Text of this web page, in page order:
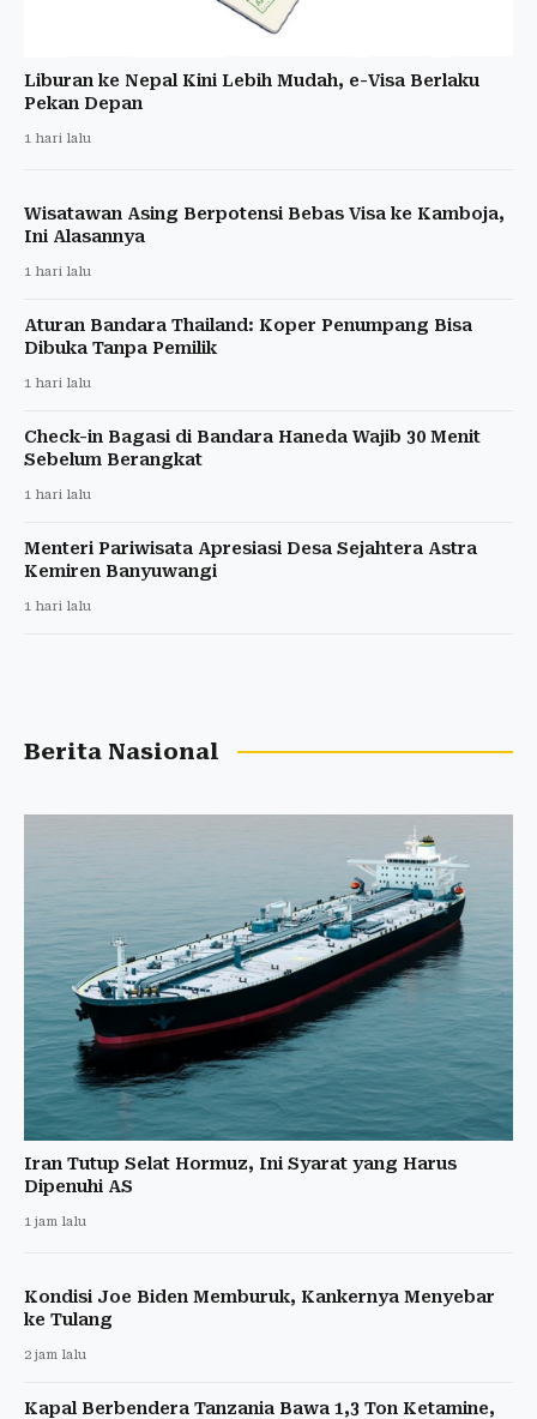
Liburan ke Nepal Kini Lebih Mudah, e-Visa Berlaku
Pekan Depan
1 hari lalu
Wisatawan Asing Berpotensi Bebas Visa ke Kamboja,
Ini Alasannya
1 hari lalu
Aturan Bandara Thailand: Koper Penumpang Bisa
Dibuka Tanpa Pemilik
1 hari lalu
Check-in Bagasi di Bandara Haneda Wajib 30 Menit
Sebelum Berangkat
1 hari lalu
Menteri Pariwisata Apresiasi Desa Sejahtera Astra
Kemiren Banyuwangi
1 hari lalu
Berita Nasional
Iran Tutup Selat Hormuz, Ini Syarat yang Harus
Dipenuhi AS
1 jam lalu
Kondisi Joe Biden Memburuk, Kankernya Menyebar
ke Tulang
2 jam lalu
Kapal Berbendera Tanzania Bawa 1,3 Ton Ketamine,